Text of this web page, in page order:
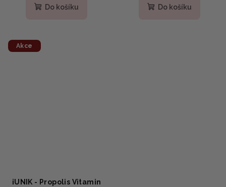
Do košíku Do košíku
Akce
iUNIK - Propolis Vitamin